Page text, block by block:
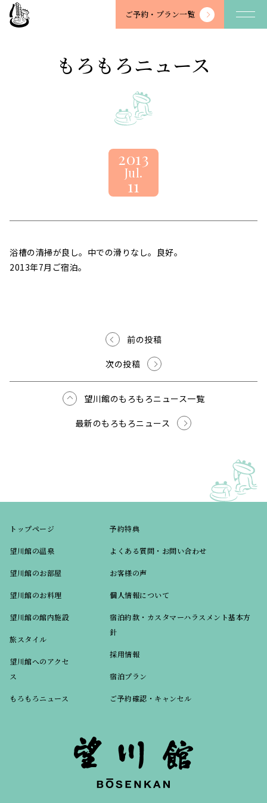
望
川
ご予約・ プラン一覧
もろもろニュース
2013
Jul.
11
浴槽の清掃が良し。中での滑りなし。良好。
2013年7月ご宿泊。
前の投稿
次の投稿
望川館のもろもろニュース一覧
最新のもろもろニュース
トップページ
望川館の温泉
望川館のお部屋
望川館のお料理
望川館の館内施設
旅スタイル
望川館へのアクセ
ス
もろもろニュース
予約特典
よくある質問・お問い合わせ
お客様の声
個人情報について
宿泊約款・カスタマーハラスメント基本方
針
採用情報
宿泊プラン
ご予約確認・キャンセル